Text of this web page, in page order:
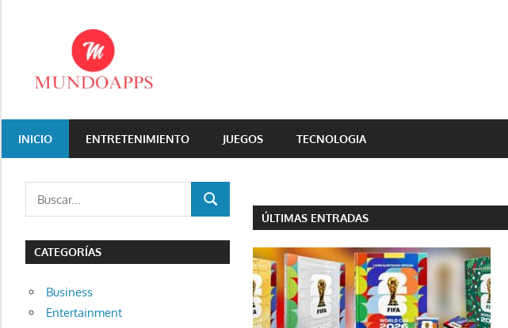
todo
celular
INICIO ENTRETENIMIENTO JUEGOS TECNOLOGIA
ÚLTIMAS ENTRADAS
BUSCAR
CATEGORÍAS
Business
Entertainment